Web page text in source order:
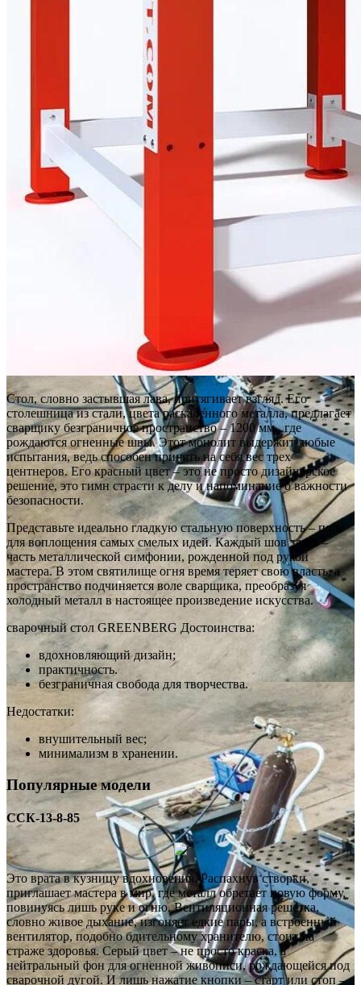
Стол, словно застывшая лава, притягивает взгляд. Его
столешница из стали, цвета раскаленного металла, предлагает
сварщику безграничное пространство – 1200 мм., где
рождаются огненные швы. Этот монолит выдержит любые
испытания, ведь способен принять на себя вес трех
центнеров. Его красный цвет – это не просто дизайнерское
решение, это гимн страсти к делу и напоминание о важности
безопасности.
Представьте идеально гладкую стальную поверхность – поле
для воплощения самых смелых идей. Каждый шов здесь –
часть металлической симфонии, рожденной под рукой
мастера. В этом святилище огня время теряет свою власть, а
пространство подчиняется воле сварщика, преобразуя
холодный металл в настоящее произведение искусства.
сварочный стол GREENBERG Достоинства:
вдохновляющий дизайн;
практичность.
безграничная свобода для творчества.
Недостатки:
внушительный вес;
минимализм в хранении.
Популярные модели
ССК-13-8-85
Это врата в кузницу вдохновения. Распахнув створки,
приглашает мастера в мир, где металл обретает новую форму,
повинуясь лишь руке и огню. Вентиляционная решетка,
словно живое дыхание, изгоняет едкие пары, а встроенный
вентилятор, подобно бдительному хранителю, стоит на
страже здоровья. Серый цвет – не просто краска, а
нейтральный фон для огненной живописи, рождающейся под
сварочной дугой. И лишь нажатие кнопки – старт или стоп –